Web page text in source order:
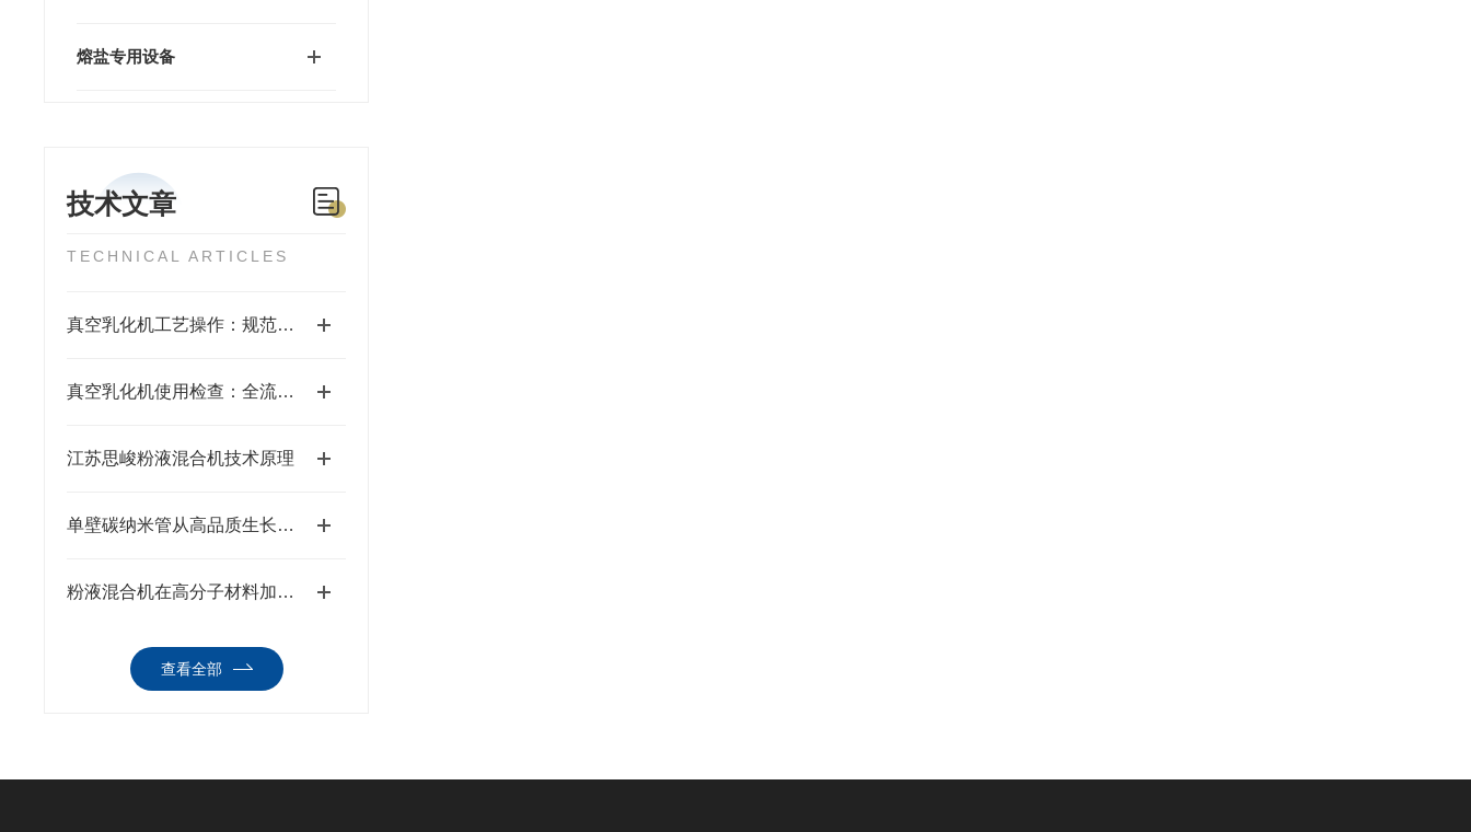
熔盐专用设备
技术文章
TECHNICAL ARTICLES
真空乳化机工艺操作：规范流程，解锁高效稳定生产密码
真空乳化机使用检查：全流程排查，筑牢生产安全与品质防线
江苏思峻粉液混合机技术原理
单壁碳纳米管从高品质生长到稳定制浆全流程解决方案
粉液混合机在高分子材料加工中的硬核实战表现
查看全部